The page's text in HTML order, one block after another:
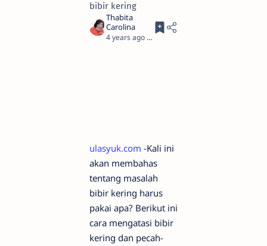
bibir kering
4 years ago 2
ulasyuk.com -Kali ini
akan membahas
tentang masalah
bibir kering harus
pakai apa? Berikut ini
cara mengatasi bibir
kering dan pecah-